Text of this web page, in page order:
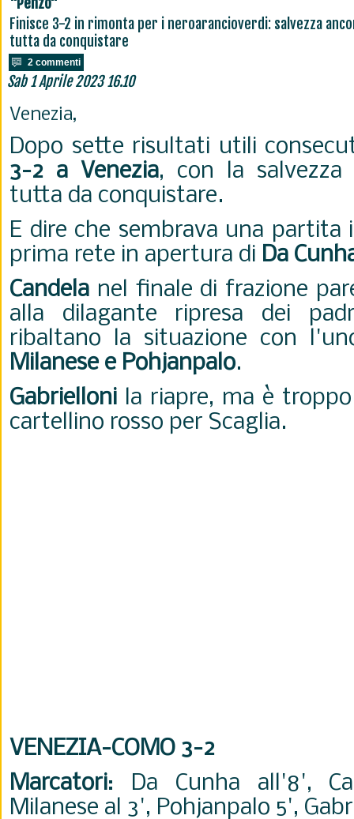
Finisce 3-2 in rimonta per i neroarancioverdi: salvezza
tutta da conquistare
2 commenti
Sab 1 Aprile 2023 16.10
Venezia,
Dopo sette risultati utili
3-2 a Venezia, con la salvezza
tutta da conquistare.
E dire che sembrava una partita
prima rete in apertura di Da
Candela nel finale di frazione
alla dilagante ripresa dei
ribaltano la situazione con
Milanese e Pohjanpalo.
Gabrielloni la riapre, ma è
cartellino rosso per Scaglia.
VENEZIA-COMO 3-2
Marcatori: Da Cunha all'8',
Milanese al 3', Pohjanpalo 5',